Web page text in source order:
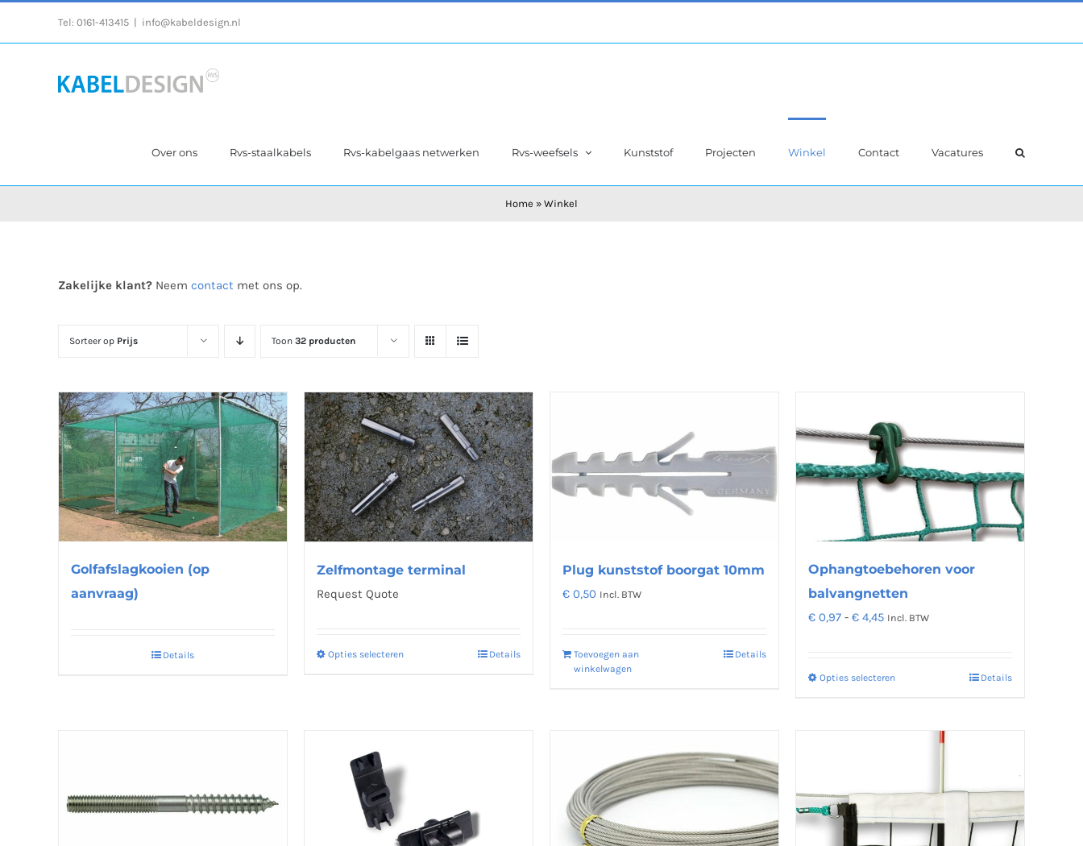
Tel: 0161-413415 info@kabeldesign.nl
Over ons Rvs-staalkabels Rvs-kabelgaas netwerken Rvs-weefsels Kunststof Projecten Winkel Contact Vacatures
Home » Winkel
Zakelijke klant?Neem contactmet ons op.
Sorteer op Prijs Toon 32 producten
Golfafslagkooien (op
aanvraag)
Details
Zelfmontage terminal
Request Quote
Opties selecterenDit
Deze
gekozen
Details
Plug kunststof boorgat 10mm
€ 0,50 Incl. BTW
Toevoegen aan
winkelwagen
Details
Ophangtoebehoren voor
balvangnetten
€ 0,97 - € 4,45Prijsklasse:
€ 4,45
Incl. BTW
Opties selecterenDit
meerdere
Deze
optie
Details